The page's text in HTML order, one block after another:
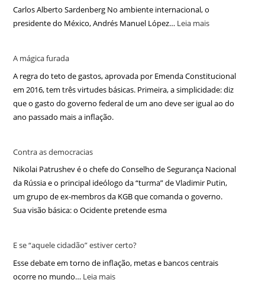
Carlos Alberto Sardenberg No ambiente internacional, o
presidente do México, Andrés Manuel López… Leia mais
A mágica furada
A regra do teto de gastos, aprovada por Emenda Constitucional
em 2016, tem três virtudes básicas. Primeira, a simplicidade: diz
que o gasto do governo federal de um ano deve ser igual ao do
ano passado mais a inflação.
Contra as democracias
Nikolai Patrushev é o chefe do Conselho de Segurança Nacional
da Rússia e o principal ideólogo da “turma” de Vladimir Putin,
um grupo de ex-membros da KGB que comanda o governo.
Sua visão básica: o Ocidente pretende esma
E se “aquele cidadão” estiver certo?
Esse debate em torno de inflação, metas e bancos centrais
ocorre no mundo… Leia mais